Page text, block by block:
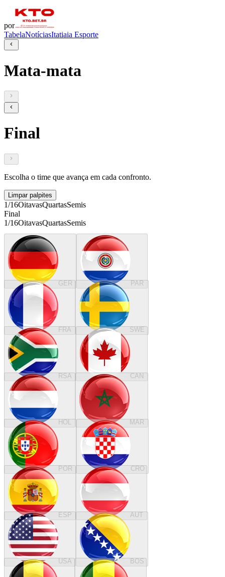
por
TabelaNotíciasItatiaia Esporte
Mata-mata
Final
Escolha o time que avança em cada confronto.
Limpar palpites
1/16OitavasQuartasSemis
Final
1/16OitavasQuartasSemis
GER PAR
FRA SWE
RSA CAN
HOL MAR
POR CRO
ESP AUT
USA BOS